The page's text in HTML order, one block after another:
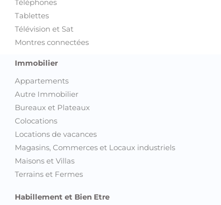
Téléphones
Tablettes
Télévision et Sat
Montres connectées
Immobilier
Appartements
Autre Immobilier
Bureaux et Plateaux
Colocations
Locations de vacances
Magasins, Commerces et Locaux industriels
Maisons et Villas
Terrains et Fermes
Habillement et Bien Etre